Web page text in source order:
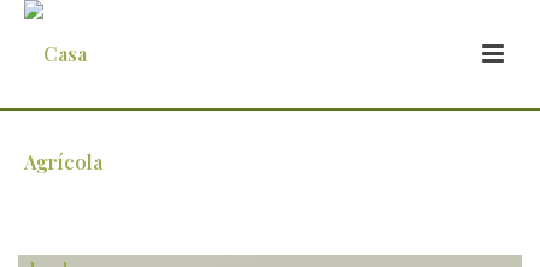
Procura de terrenos agrícolas é elevada.